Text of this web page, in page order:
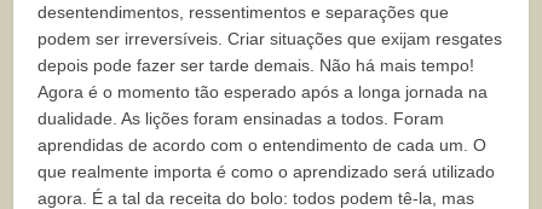
desentendimentos, ressentimentos e separações que
podem ser irreversíveis. Criar situações que exijam resgates
depois pode fazer ser tarde demais. Não há mais tempo!
Agora é o momento tão esperado após a longa jornada na
dualidade. As lições foram ensinadas a todos. Foram
aprendidas de acordo com o entendimento de cada um. O
que realmente importa é como o aprendizado será utilizado
agora. É a tal da receita do bolo: todos podem tê-la, mas